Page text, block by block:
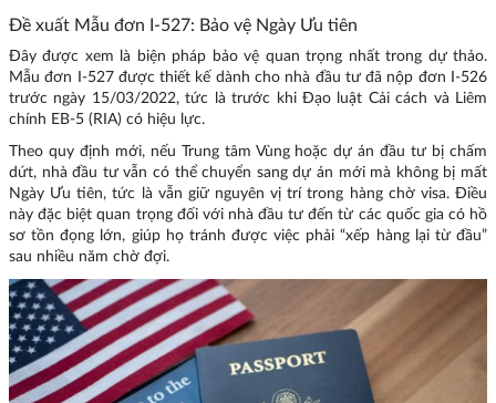
Đề xuất Mẫu đơn I-527: Bảo vệ Ngày Ưu tiên
Đây được xem là biện pháp bảo vệ quan trọng nhất trong dự thảo.
Mẫu đơn I-527 được thiết kế dành cho nhà đầu tư đã nộp đơn I-526
trước ngày 15/03/2022, tức là trước khi Đạo luật Cải cách và Liêm
chính EB-5 (RIA) có hiệu lực.
Theo quy định mới, nếu Trung tâm Vùng hoặc dự án đầu tư bị chấm
dứt, nhà đầu tư vẫn có thể chuyển sang dự án mới mà không bị mất
Ngày Ưu tiên, tức là vẫn giữ nguyên vị trí trong hàng chờ visa. Điều
này đặc biệt quan trọng đối với nhà đầu tư đến từ các quốc gia có hồ
sơ tồn đọng lớn, giúp họ tránh được việc phải “xếp hàng lại từ đầu”
sau nhiều năm chờ đợi.